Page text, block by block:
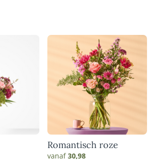
Romantisch roze
vanaf30,98